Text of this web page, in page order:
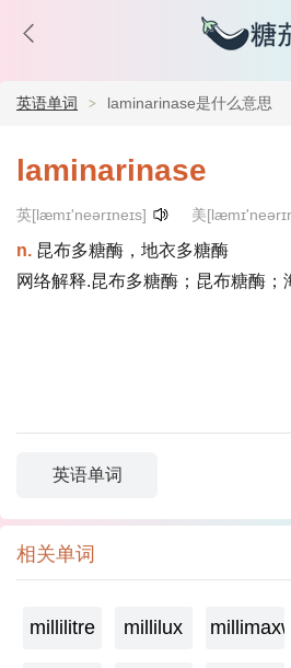
英语单词 laminarinase是什么意思
laminarinase
英[læmɪ'neərɪneɪs] 美
n. 昆布多糖酶，地衣多糖酶
网络解释.昆布多糖酶；昆布糖酶；
英语单词
相关单词
millilitre millilux